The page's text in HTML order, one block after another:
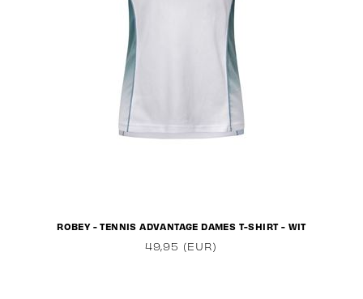
ROBEY - TENNIS ADVANTAGE DAMES T-SHIRT - WIT
49,95 (EUR)